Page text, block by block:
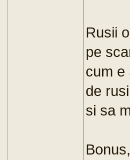
Rusii
pe
cum e
de
si sa